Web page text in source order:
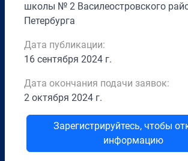
школы № 2 Василеостровского
Петербурга
Дата публикации:
16 сентября 2024 г.
Дата окончания подачи заявок:
2 октября 2024 г.
Зарегистрируйтесь, чтобы
информацию